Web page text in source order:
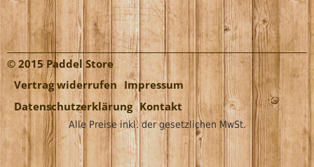
© 2015 Paddel Store
Vertrag widerrufen Impressum
Datenschutzerklärung Kontakt
Alle Preise inkl. der gesetzlichen MwSt.